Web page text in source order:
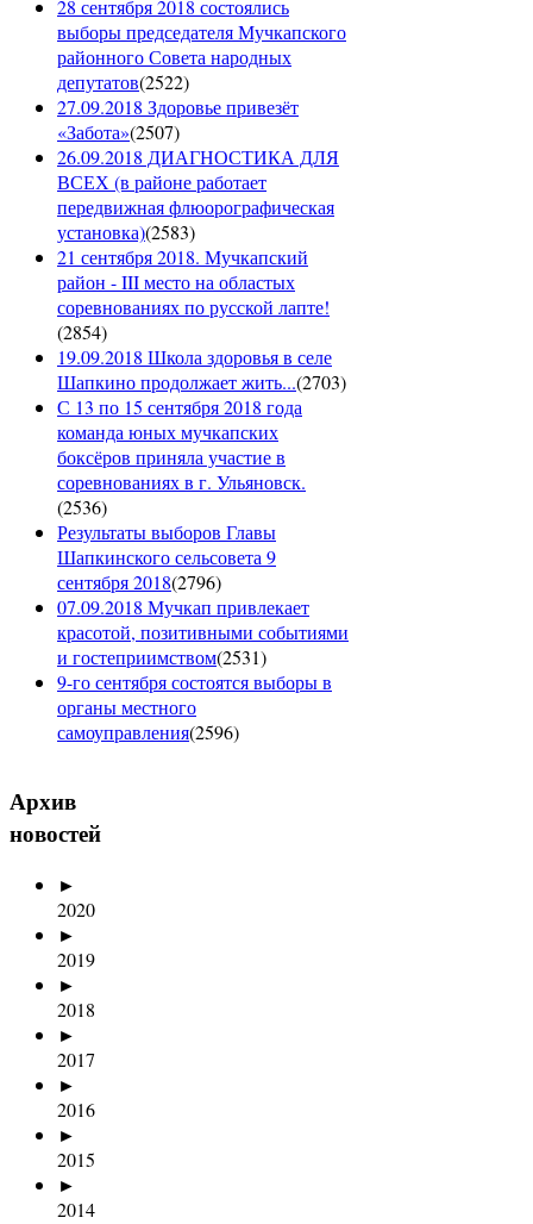
28 сентября 2018 состоялись
выборы председателя Мучкапского
районного Совета народных
депутатов(2522)
27.09.2018 Здоровье привезёт
«Забота»(2507)
26.09.2018 ДИАГНОСТИКА ДЛЯ
ВСЕХ (в районе работает
передвижная флюорографическая
установка)(2583)
21 сентября 2018. Мучкапский
район - III место на областых
соревнованиях по русской лапте!
(2854)
19.09.2018 Школа здоровья в селе
Шапкино продолжает жить...(2703)
С 13 по 15 сентября 2018 года
команда юных мучкапских
боксёров приняла участие в
соревнованиях в г. Ульяновск.
(2536)
Результаты выборов Главы
Шапкинского сельсовета 9
сентября 2018(2796)
07.09.2018 Мучкап привлекает
красотой, позитивными событиями
и гостеприимством(2531)
9-го сентября состоятся выборы в
органы местного
самоуправления(2596)
Архив
новостей
►
2020
►
2019
►
2018
►
2017
►
2016
►
2015
►
2014